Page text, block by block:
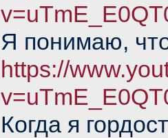
Я понимаю,
https://
Когда я